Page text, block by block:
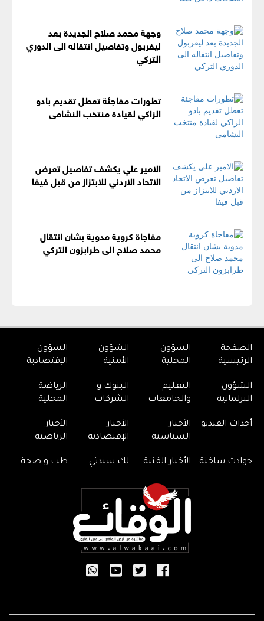
وجهة محمد صلاح الجديدة بعد
ليفربول وتفاصيل انتقاله الى الدوري
التركي
تطورات مفاجئة تعطل تقديم بادو
الزاكي لقيادة منتخب النشامى
الامير علي يكشف تفاصيل تعرض
الاتحاد الاردني للابتزاز من قبل فيفا
مفاجاة كروية مدوية بشان انتقال
محمد صلاح الى طرابزون التركي
الصفحة
الرئيسية
الشؤون
المحلية
الشؤون
الأمنية
الشؤون
الإقتصادية
الشؤون
البرلمانية
التعليم
والجامعات
البنوك و
الشركات
الرياضة
المحلية
أحداث الفيديو
الأخبار
السياسية
الأخبار
الإقتصادية
الأخبار
الرياضية
حوادث ساخنة الأخبار الفنية لك سيدتي طب و صحة